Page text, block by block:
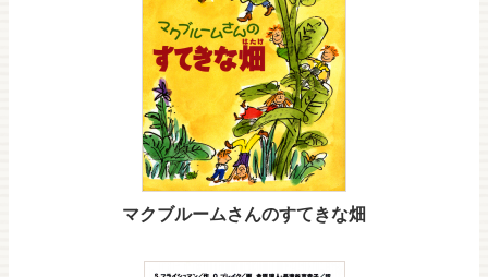
マクブルームさんのすてきな畑